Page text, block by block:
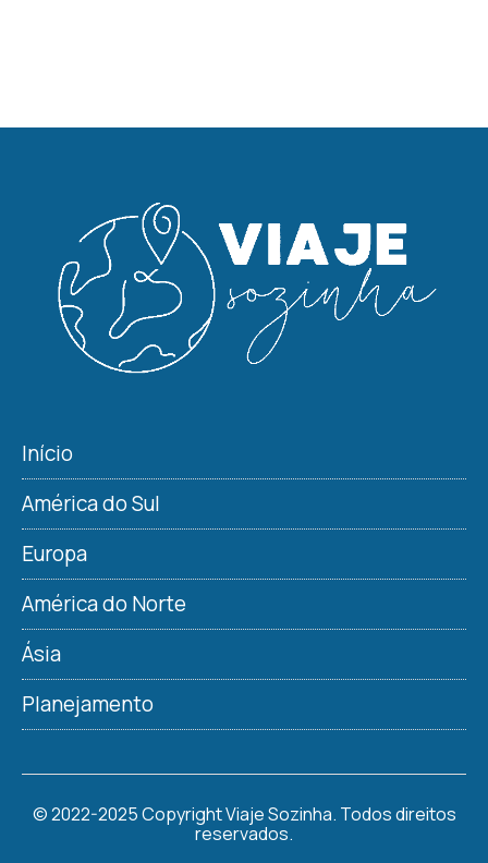
Início
América do Sul
Europa
América do Norte
Ásia
Planejamento
© 2022-2025 Copyright Viaje Sozinha. Todos direitos
reservados.